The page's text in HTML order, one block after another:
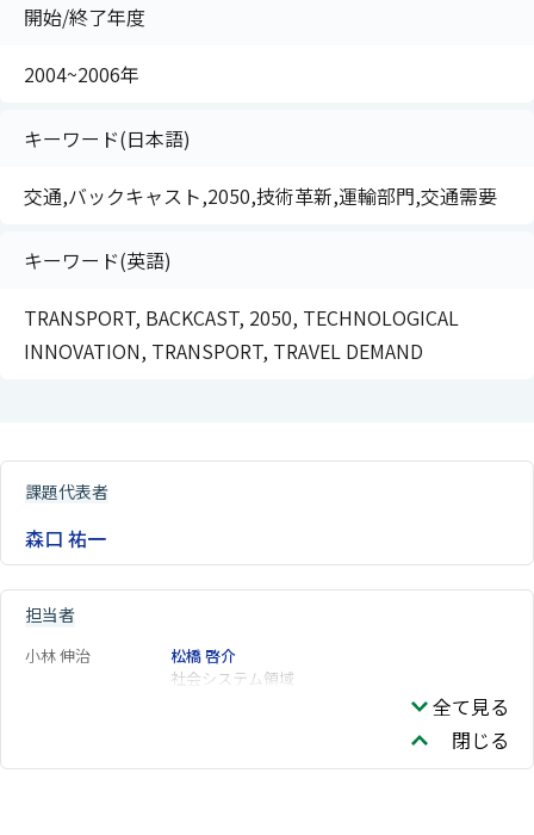
開始/終了年度
2004~2006年
キーワード(日本語)
交通,バックキャスト,2050,技術革新,運輸部門,交通需要
キーワード(英語)
TRANSPORT, BACKCAST, 2050, TECHNOLOGICAL
INNOVATION, TRANSPORT, TRAVEL DEMAND
課題代表者
森口 祐一
担当者
小林 伸治
松橋 啓介
社会システム領域
全て見る
閉じる